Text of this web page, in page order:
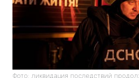
Фото: ликвидация последствий